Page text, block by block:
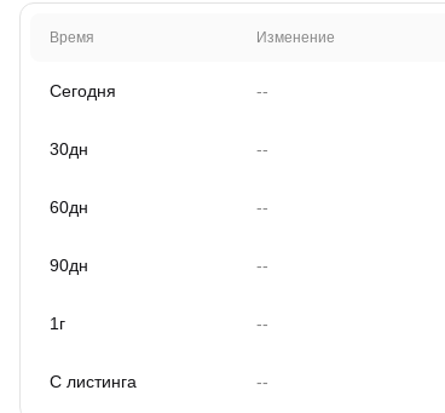
Время Изменение
Сегодня --
30дн --
60дн --
90дн --
1г --
С листинга --